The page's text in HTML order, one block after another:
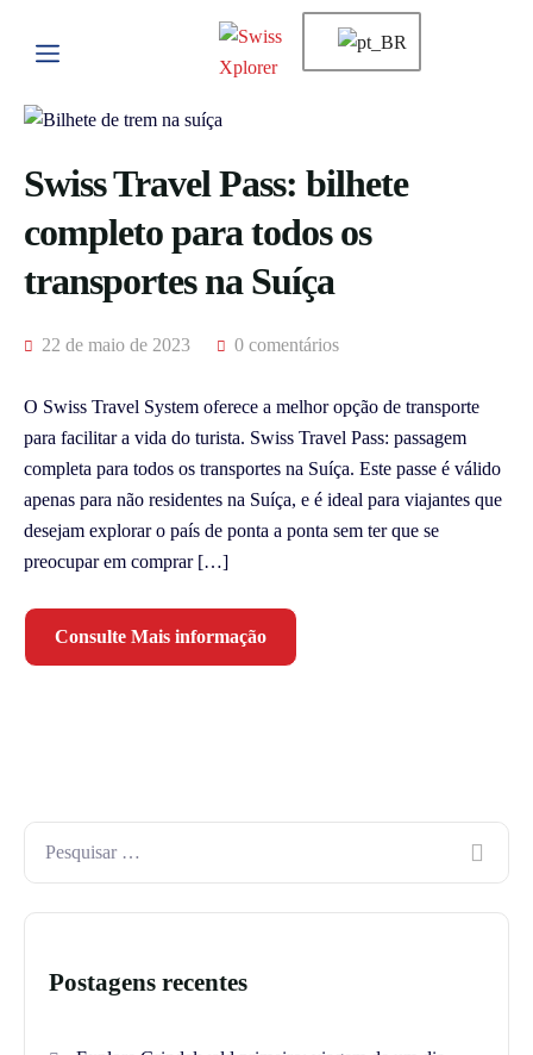
Swiss Travel Pass: bilhete
completo para todos os
transportes na Suíça
22 de maio de 2023 0 comentários
O Swiss Travel System oferece a melhor opção de transporte
para facilitar a vida do turista. Swiss Travel Pass: passagem
completa para todos os transportes na Suíça. Este passe é válido
apenas para não residentes na Suíça, e é ideal para viajantes que
desejam explorar o país de ponta a ponta sem ter que se
preocupar em comprar […]
Consulte Mais informação
Postagens recentes